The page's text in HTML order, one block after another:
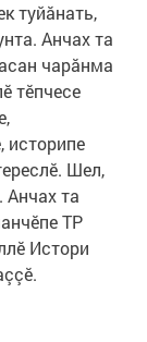
туйăнать,
Анчах та
чарăнма
тӗпчесе
историпе
Шел,
та
ТР
Истори